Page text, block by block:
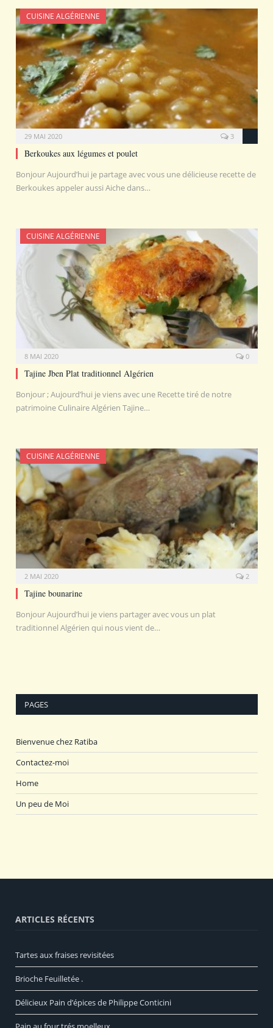
CUISINE ALGÉRIENNE
29 MAI 2020 3
Berkoukes aux légumes et poulet
Bonjour Aujourd’hui je partage avec vous une délicieuse recette de
Berkoukes appeler aussi Aiche dans…
CUISINE ALGÉRIENNE
8 MAI 2020 0
Tajine Jben Plat traditionnel Algérien
Bonjour ; Aujourd’hui je viens avec une Recette tiré de notre
patrimoine Culinaire Algérien Tajine…
CUISINE ALGÉRIENNE
2 MAI 2020 2
Tajine bounarine
Bonjour Aujourd’hui je viens partager avec vous un plat
traditionnel Algérien qui nous vient de…
PAGES
Bienvenue chez Ratiba
Contactez-moi
Home
Un peu de Moi
ARTICLES RÉCENTS
Tartes aux fraises revisitées
Brioche Feuilletée .
Délicieux Pain d’épices de Philippe Conticini